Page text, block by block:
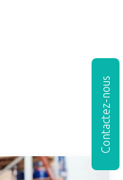
Contactez-nous